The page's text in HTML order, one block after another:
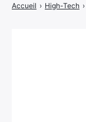
Accueil › High-Tech ›